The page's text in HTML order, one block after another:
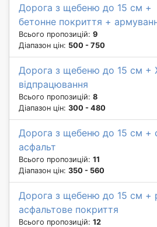
Дорога з щебеню до 15 см +
бетонне покриття +
Всього пропозицій: 9
Діапазон цін: 500 - 750
Дорога з щебеню до 15 см
відпрацювання
Всього пропозицій: 8
Діапазон цін: 300 - 480
Дорога з щебеню до 15 см +
асфальт
Всього пропозицій: 11
Діапазон цін: 350 - 560
Дорога з щебеню до 15 см +
асфальтове покриття
Всього пропозицій: 12